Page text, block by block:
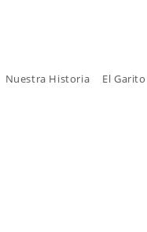
Nuestra Historia El Garito